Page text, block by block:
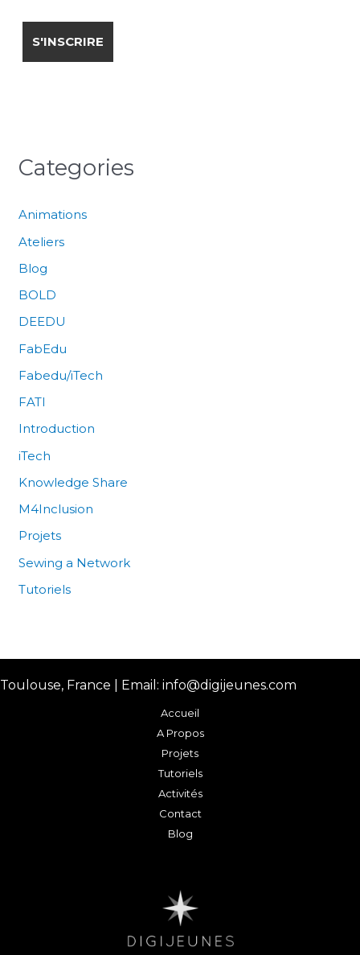
Categories
Animations
Ateliers
Blog
BOLD
DEEDU
FabEdu
Fabedu/iTech
FATI
Introduction
iTech
Knowledge Share
M4Inclusion
Projets
Sewing a Network
Tutoriels
Toulouse, France | Email: info@digijeunes.com
Accueil
A Propos
Projets
Tutoriels
Activités
Contact
Blog